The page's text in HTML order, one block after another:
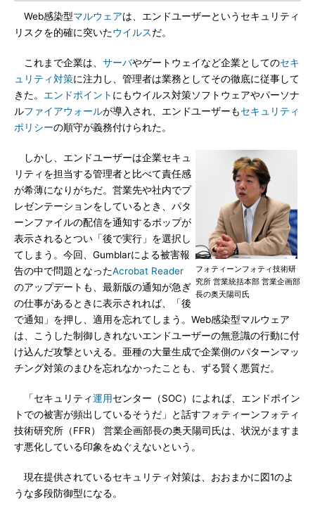
Web感染型マルウェアは、エンドユーザーというセキュリティ
リスクを的確に突いたウイルスだ。
これまで企業は、 サーバやゲートウェイなど企業としてのセキ
ュリティ対策に注力し、管理者は業務としてその徹底に従事して
きた。 エンドポイント にもウイルス対策ソフトウェアやパーソナ
ルファイアウォールが導入され、エンドユーザーもセキュリティ
ポリシーの順守が義務付けられた。
フォティーンフォティ技術研
究所 営業統括本部 営業企画部
長の奥天陽司氏
しかし、エンドユーザーは企業セキュ
リティを担当する管理者と比べて責任感
が希薄になりがちだ。営業先や社内でプ
レゼンテーションをしているとき、パタ
ーンファイルの配信を通知するポップが
表示されるとつい「後で実行」を選択し
てしまう。今回、Gumblarによる被害報
告の中で問題となったAcrobat Reader
のアップデートも、最新版の通知が急ぎ
の仕事があるときに表示されれば、「後
で通知」を押し、適用を忘れてしまう。Web感染型マルウェア
は、こうした制御しきれないエンドユーザーの無意識の行動に付
け込んだ攻撃といえる。亜種の大量生成で企業側のパターンマッ
チング対策のまひを忘れなかったことも、ずる賢く悪質だ。
「セキュリティ運用センター（SOC）によれば、エンドポイン
トでの被害が頻出しているそうだ」と話すフォティーンフォティ
技術研究所（FFR） 営業企画部長の奥天陽司氏は、状況がますま
す悪化している印象をぬぐえないという。
現在提供されているセキュリティ対策は、おおまかに図1のよ
うな多段防御型になる。